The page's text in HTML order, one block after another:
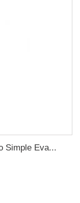
Simple Eva...